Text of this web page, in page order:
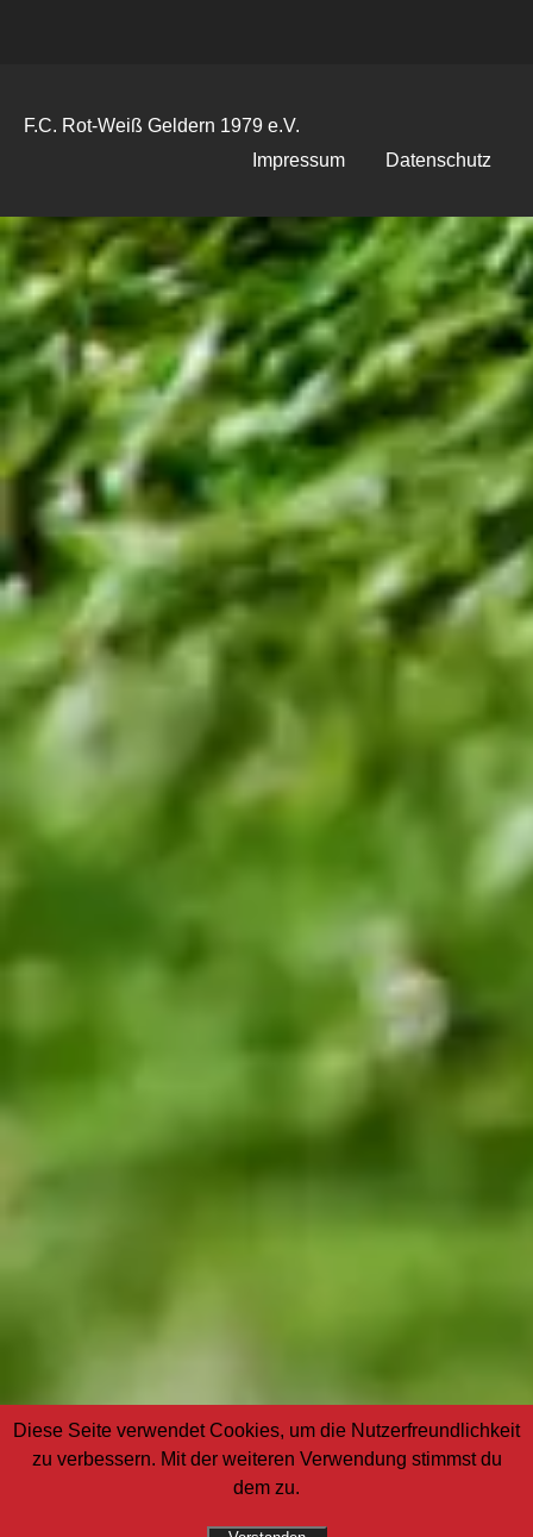
F.C. Rot-Weiß Geldern 1979 e.V.
Impressum
Datenschutz
Diese Seite verwendet Cookies, um die Nutzerfreundlichkeit
zu verbessern. Mit der weiteren Verwendung stimmst du
dem zu.